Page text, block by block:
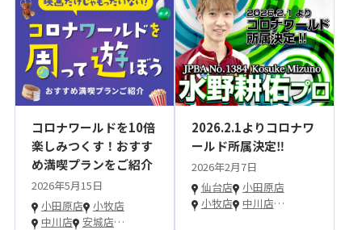
コロナワールドを10倍
楽しみつくす！おすす
め満喫プランをご紹介
2026年5月15日
小田原店
小牧店
中川店
安城店…
2026.2.1よりコロナワ
ールド所属決定‼
2026年2月7日
仙台店
小田原店
小牧店
中川店…